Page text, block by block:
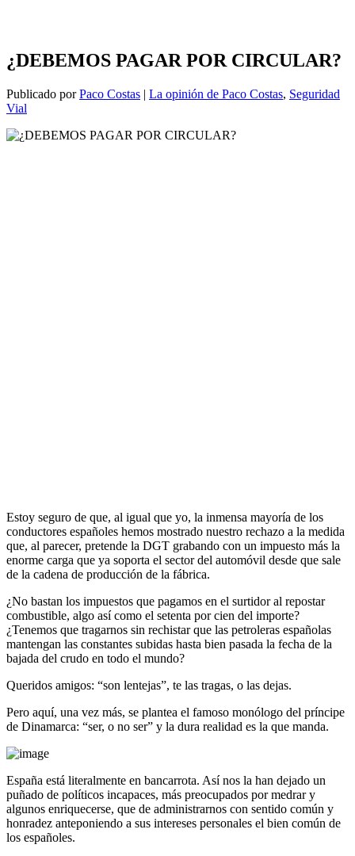
¿DEBEMOS PAGAR POR CIRCULAR?
Publicado porPaco Costas | La opinión de Paco Costas, Seguridad
Vial
Estoy seguro de que, al igual que yo, la inmensa mayoría de los
conductores españoles hemos mostrado nuestro rechazo a la medida
que, al parecer, pretende la DGT grabando con un impuesto más la
enorme carga que ya soporta el sector del automóvil desde que sale
de la cadena de producción de la fábrica.
¿No bastan los impuestos que pagamos en el surtidor al repostar
combustible, algo así como el setenta por cien del importe?
¿Tenemos que tragarnos sin rechistar que las petroleras españolas
mantengan las constantes subidas hasta bien pasada la fecha de la
bajada del crudo en todo el mundo?
Queridos amigos: “son lentejas”, te las tragas, o las dejas.
Pero aquí, una vez más, se plantea el famoso monólogo del príncipe
de Dinamarca: “ser, o no ser” y la dura realidad es la que manda.
España está literalmente en bancarrota. Así nos la han dejado un
puñado de políticos incapaces, más preocupados por medrar y
algunos enriquecerse, que de administrarnos con sentido común y
honradez anteponiendo a sus intereses personales el bien común de
los españoles.